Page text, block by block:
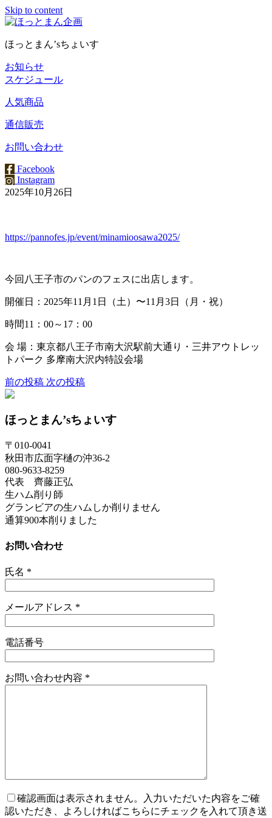
Skip to content
ほっとまん’sちょいす
お知らせ
スケジュール
人気商品
通信販売
お問い合わせ
Facebook
Instagram
2025年10月26日
https://pannofes.jp/event/minamioosawa2025/
今回八王子市のパンのフェスに出店します。
開催日：2025年11月1日（土）〜11月3日（月・祝）
時間11：00～17：00
会 場：東京都八王子市南大沢駅前大通り・三井アウトレッ
トパーク 多摩南大沢内特設会場
前の投稿 次の投稿
ほっとまん’sちょいす
〒010-0041
秋田市広面字樋の沖36-2
080-9633-8259
代表 齊藤正弘
生ハム削り師
グランビアの生ハムしか削りません
通算900本削りました
お問い合わせ
氏名 *
メールアドレス *
電話番号
お問い合わせ内容 *
確認画面は表示されません。入力いただいた内容をご確
認いただき、よろしければこちらにチェックを入れて頂き送